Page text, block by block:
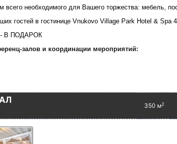
всего необходимого для Вашего торжества: мебель,
гостей в гостинице Vnukovo Village Park Hotel & Spa
- В ПОДАРОК
залов и координации мероприятий:
350 м2